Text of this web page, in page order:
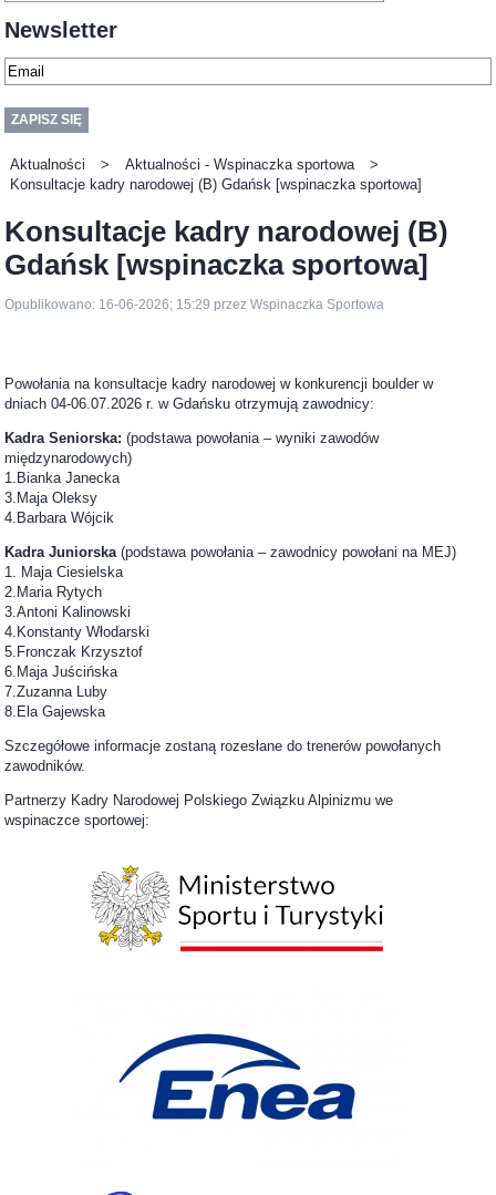
Newsletter
Aktualności > Aktualności - Wspinaczka sportowa
>
Konsultacje kadry narodowej (B) Gdańsk [wspinaczka sportowa]
Konsultacje kadry narodowej (B)
Gdańsk [wspinaczka sportowa]
Opublikowano: 16-06-2026; 15:29 przez Wspinaczka Sportowa
Powołania na konsultacje kadry narodowej w konkurencji boulder w
dniach 04-06.07.2026 r. w Gdańsku otrzymują zawodnicy:
Kadra Seniorska: (podstawa powołania – wyniki zawodów
międzynarodowych)
1.Bianka Janecka
3.Maja Oleksy
4.Barbara Wójcik
Kadra Juniorska (podstawa powołania – zawodnicy powołani na MEJ)
1. Maja Ciesielska
2.Maria Rytych
3.Antoni Kalinowski
4.Konstanty Włodarski
5.Fronczak Krzysztof
6.Maja Juścińska
7.Zuzanna Luby
8.Ela Gajewska
Szczegółowe informacje zostaną rozesłane do trenerów powołanych
zawodników.
Partnerzy Kadry Narodowej Polskiego Związku Alpinizmu we
wspinaczce sportowej: